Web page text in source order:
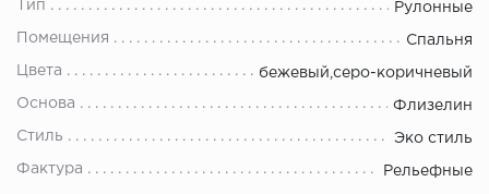
Тип Рулонные
Помещения Спальня
Цвета бежевый,серо-коричневый
Основа Флизелин
Стиль Эко стиль
Фактура Рельефные